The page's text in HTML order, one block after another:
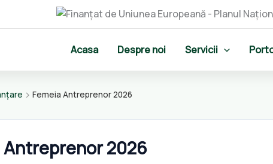
Acasa Despre noi Servicii
Femeia Antreprenor 2026
Antreprenor 2026